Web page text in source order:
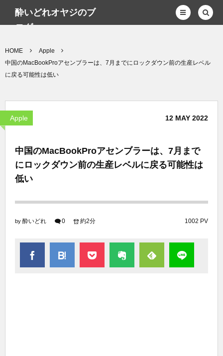
酔いどれオヤジのブ
ログwp
HOME
Apple
中国のMacBookProアセンブラーは、7月までにロックダウン前の生産レベル
に戻る可能性は低い
Apple 12 MAY 2022
中国のMacBookProアセンブラーは、7月まで
にロックダウン前の生産レベルに戻る可能性は
低い
by 酔いどれ 0 1002 PV
約2分